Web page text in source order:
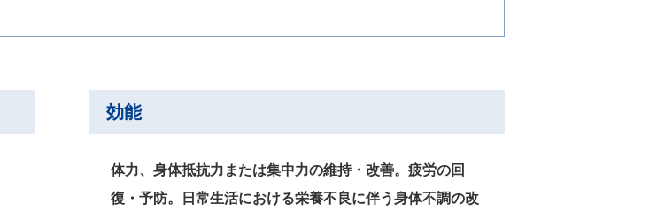
効能
体力、身体抵抗力または集中力の維持・改善。疲労の回
復・予防。日常生活における栄養不良に伴う身体不調の改